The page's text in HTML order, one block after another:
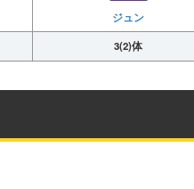
ジュン
3(2)体